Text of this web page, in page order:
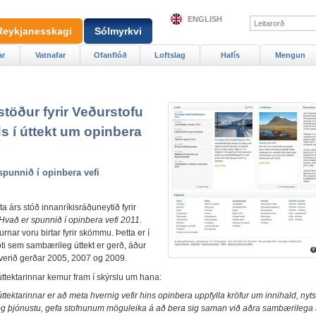
fyrir Veðurstofu
í úttekt um opinbera
í opinbera vefi
árs stóð innanríkisráðuneytið fyrir
er spunnið í opinbera vefi 2011.
voru birtar fyrir skömmu. Þetta er í
sem sambærileg úttekt er gerð, áður
gerðar 2005, 2007 og 2009.
kemur fram í skýrslu um hana:
er að meta hvernig vefir hins opinbera uppfylla kröfur um innihald,
þjónustu, gefa stofnunum möguleika á að bera sig saman við aðra sambærilega
Vatnafar Ofanflóð Loftslag Hafís Mengun
Sólmyrkvi
ENGLISH